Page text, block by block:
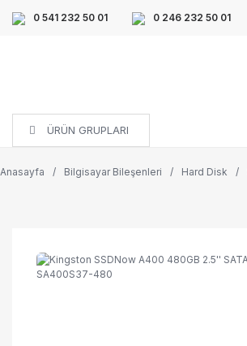
0 541 232 50 01 0 246 232 50 01
ÜRÜN GRUPLARI
Anasayfa Bilgisayar Bileşenleri Hard Disk